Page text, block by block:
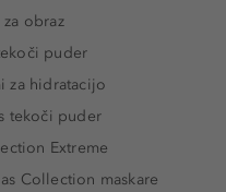
za obraz
puder
za hidratacijo
tekoči puder
Extreme
Collection maskare